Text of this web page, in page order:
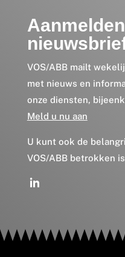
VOS/ABB mailt
met nieuws en
onze diensten,
Meld u nu aan
U kunt ook de
VOS/ABB betrokken